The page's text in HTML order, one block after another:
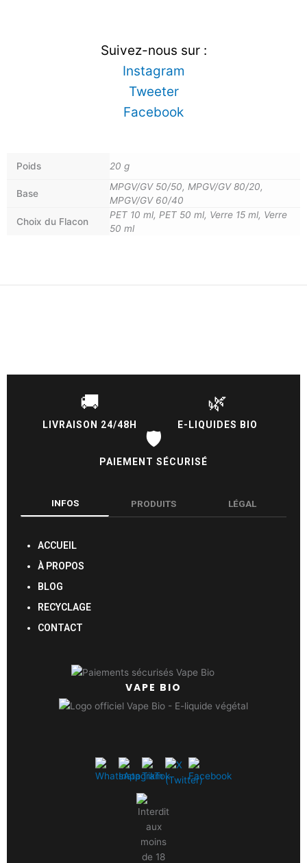
Suivez-nous sur :
Instagram
Tweeter
Facebook
Poids 20 g
Base
MPGV/GV 50/50, MPGV/GV 80/20,
MPGV/GV 60/40
Choix du Flacon
PET 10 ml, PET 50 ml, Verre 15 ml, Verre
50 ml
🚚
LIVRAISON 24/48H
🌿
E-LIQUIDES BIO
🛡️
PAIEMENT SÉCURISÉ
INFOS PRODUITS LÉGAL
ACCUEIL
À PROPOS
BLOG
RECYCLAGE
CONTACT
VAPE BIO